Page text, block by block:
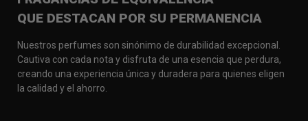
QUE DESTACAN POR SU PERMANENCIA
Nuestros perfumes son sinónimo de durabilidad excepcional.
Cautiva con cada nota y disfruta de una esencia que perdura,
creando una experiencia única y duradera para quienes eligen
la calidad y el ahorro.